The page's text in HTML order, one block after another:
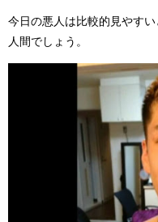
今日の悪人は比較的見やす
人間でしょう。